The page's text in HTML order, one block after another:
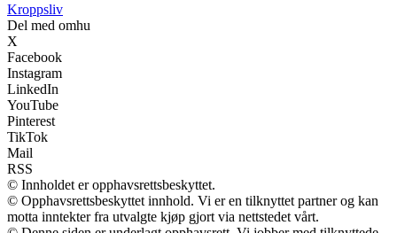
Kroppsliv
Del med omhu
X
Facebook
Instagram
LinkedIn
YouTube
Pinterest
TikTok
Mail
RSS
© Innholdet er opphavsrettsbeskyttet.
© Opphavsrettsbeskyttet innhold. Vi er en tilknyttet partner og kan
motta inntekter fra utvalgte kjøp gjort via nettstedet vårt.